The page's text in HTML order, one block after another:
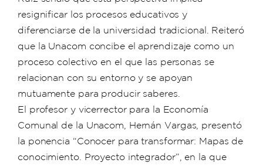
resignificar los procesos educativos y
diferenciarse de la universidad tradicional. Reiteró
que la Unacom concibe el aprendizaje como un
proceso colectivo en el que las personas se
relacionan con su entorno y se apoyan
mutuamente para producir saberes.
El profesor y vicerrector para la Economía
Comunal de la Unacom, Hernán Vargas, presentó
la ponencia “Conocer para transformar: Mapas de
conocimiento. Proyecto integrador”, en la que